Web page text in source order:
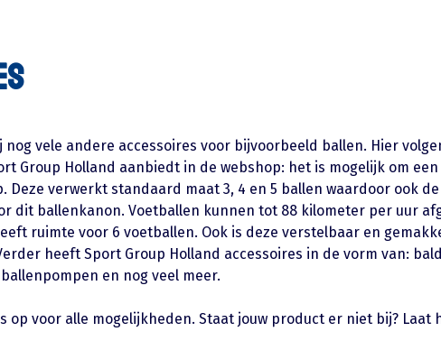
nog vele andere accessoires voor bijvoorbeeld ballen. Hier
Group Holland aanbiedt in de webshop: het is mogelijk om
Deze verwerkt standaard maat 3, 4 en 5 ballen waardoor ook
dit ballenkanon. Voetballen kunnen tot 88 kilometer per uur
ruimte voor 6 voetballen. Ook is deze verstelbaar en
heeft Sport Group Holland accessoires in de vorm van:
en nog veel meer.
op voor alle mogelijkheden. Staat jouw product er niet bij? Laat